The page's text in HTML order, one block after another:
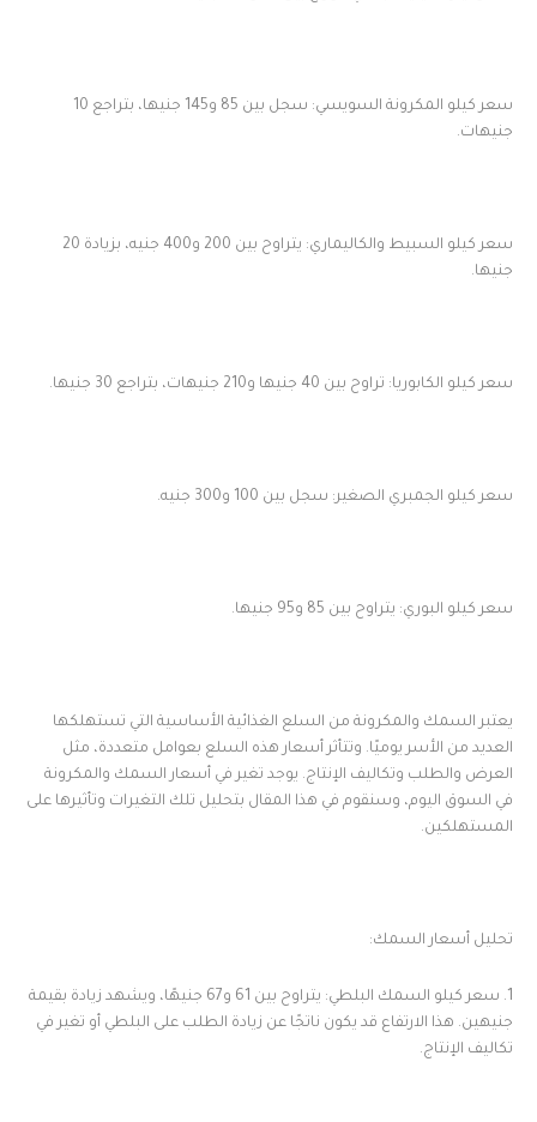
سعر كيلو المكرونة السويسي: سجل بين 85 و145 جنيها، بتراجع 10
جنيهات.
سعر كيلو السبيط والكاليماري: يتراوح بين 200 و400 جنيه، بزيادة 20
جنيها.
سعر كيلو الكابوريا: تراوح بين 40 جنيها و210 جنيهات، بتراجع 30 جنيها.
سعر كيلو الجمبري الصغير: سجل بين 100 و300 جنيه.
سعر كيلو البوري: يتراوح بين 85 و95 جنيها.
يعتبر السمك والمكرونة من السلع الغذائية الأساسية التي تستهلكها
العديد من الأسر يوميًا. وتتأثر أسعار هذه السلع بعوامل متعددة، مثل
العرض والطلب وتكاليف الإنتاج. يوجد تغير في أسعار السمك والمكرونة
في السوق اليوم، وسنقوم في هذا المقال بتحليل تلك التغيرات وتأثيرها على
المستهلكين.
تحليل أسعار السمك:
1. سعر كيلو السمك البلطي: يتراوح بين 61 و67 جنيهًا، ويشهد زيادة بقيمة
جنيهين. هذا الارتفاع قد يكون ناتجًا عن زيادة الطلب على البلطي أو تغير في
تكاليف الإنتاج.